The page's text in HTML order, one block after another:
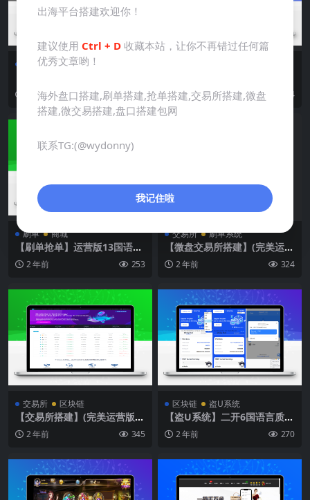
刷单系统 商城
国语言商城刷单系统
2 年前 402
系统+叠加组打针+带五级分销
2 年前 434
刷单 商城
【刷单抢单】运营版13国语言
刷单系统+叠加组打针+带五级
分销2 年前 253
交易所 刷单系统
【微盘交易所搭建】(完美运营
版）2024全新二开九国语言微
盘系统/秒合约优美UI界面在
2 年前 324
交易所 区块链
【交易所搭建】(完美运营版）
五国语言USDT交易所合约秒
合约IEO认购带三端界面
2 年前 345
区块链 盗U系统
【盗U系统】二开6国语言质押
挖矿erc/trc双链授权盗U系统
2 年前 270
出海平台搭建欢迎你！
建议使用 Ctrl + D 收藏本站，让你不再错过任何篇
优秀文章哟！
海外盘口搭建,刷单搭建,抢单搭建,交易所搭建,微盘
搭建,微交易搭建,盘口搭建包网
联系TG:(@wydonny)
我记住啦